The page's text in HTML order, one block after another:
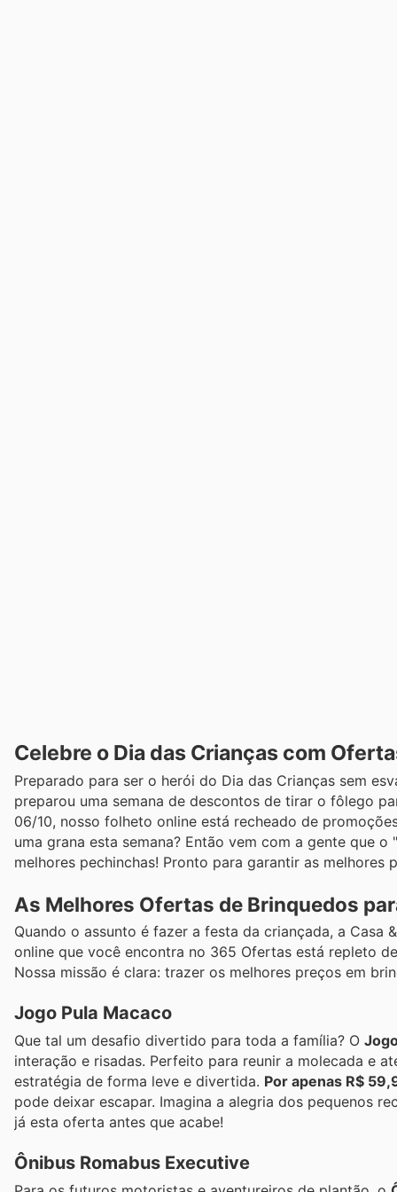
Celebre o Dia das Crianças com
Preparado para ser o herói do Dia das Crianças sem
preparou uma semana de descontos de tirar o fôlego
06/10, nosso folheto online está recheado de
uma grana esta semana? Então vem com a gente que
melhores pechinchas! Pronto para garantir as melhores
As Melhores Ofertas de Brinquedos
Quando o assunto é fazer a festa da criançada, a
online que você encontra no 365 Ofertas está repleto
Nossa missão é clara: trazer os melhores preços em
Jogo Pula Macaco
Que tal um desafio divertido para toda a família? O
interação e risadas. Perfeito para reunir a molecada e
estratégia de forma leve e divertida. Por apenas R$
pode deixar escapar. Imagina a alegria dos pequenos
já esta oferta antes que acabe!
Ônibus Romabus Executive